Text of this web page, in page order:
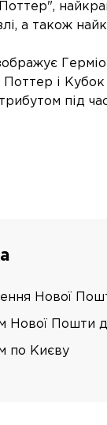
а також
Поттер і
під
Нової
Нової Пошти
по Києву